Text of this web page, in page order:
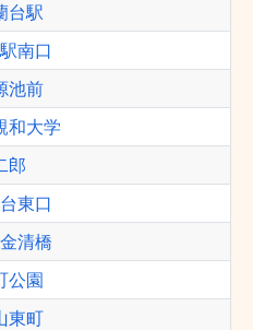
台駅
南口
池前
和大学
郎
東口
清橋
公園
東町